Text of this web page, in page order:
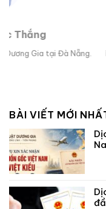
Nguyên Kiểm sát
BÀI VIẾT MỚI